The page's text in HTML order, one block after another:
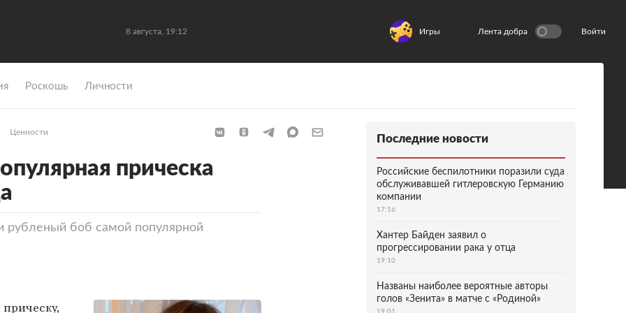
8 августа, 19:12 Игры Лента добра Войти
Роскошь Личности
Ценности
прическа
рубленый боб самой популярной
Последние новости
Российские беспилотники поразили суда
обслуживавшей гитлеровскую Германию
компании
17:16
Хантер Байден заявил о
прогрессировании рака у отца
19:10
Названы наиболее вероятные авторы
голов «Зенита» в матче с «Родиной»
19:01